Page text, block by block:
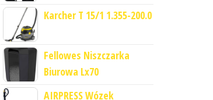
Karcher T 15/1 1.355-200.0
Fellowes Niszczarka
Biurowa Lx70
AIRPRESS Wózek